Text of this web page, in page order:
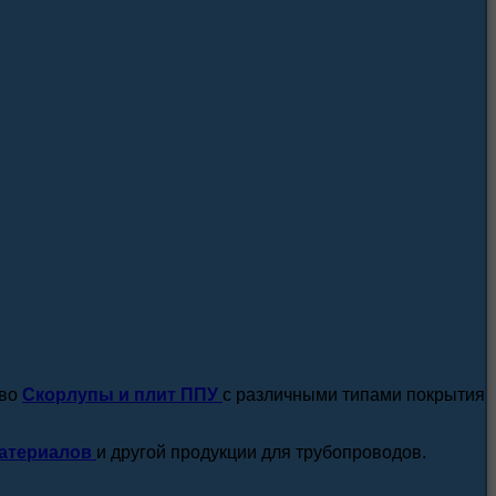
Скорлупы и плит ППУ с различными типами покрытия
и другой продукции для трубопроводов.